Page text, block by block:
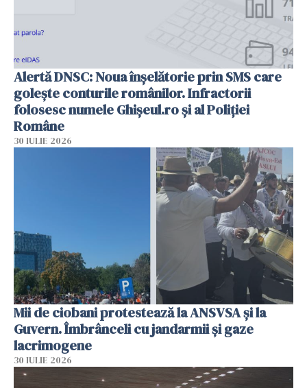
Alertă DNSC: Noua înșelătorie prin SMS care
golește conturile românilor. Infractorii
folosesc numele Ghișeul.ro și al Poliției
Române
30 IULIE 2026
Mii de ciobani protestează la ANSVSA și la
Guvern. Îmbrânceli cu jandarmii și gaze
lacrimogene
30 IULIE 2026